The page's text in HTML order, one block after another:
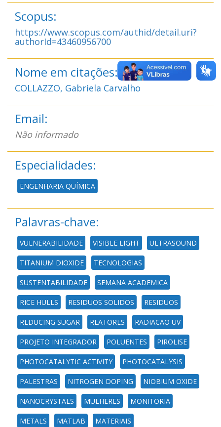
Scopus:
https://www.scopus.com/authid/detail.uri?
authorId=43460956700
Nome em citações:
COLLAZZO, Gabriela Carvalho
Email:
Não informado
Especialidades:
ENGENHARIA QUÍMICA
Palavras-chave:
VULNERABILIDADE VISIBLE LIGHT ULTRASOUND
TITANIUM DIOXIDE TECNOLOGIAS
SUSTENTABILIDADE SEMANA ACADEMICA
RICE HULLS RESIDUOS SOLIDOS RESIDUOS
REDUCING SUGAR REATORES RADIACAO UV
PROJETO INTEGRADOR POLUENTES PIROLISE
PHOTOCATALYTIC ACTIVITY PHOTOCATALYSIS
PALESTRAS NITROGEN DOPING NIOBIUM OXIDE
NANOCRYSTALS MULHERES MONITORIA
METALS MATLAB MATERIAIS